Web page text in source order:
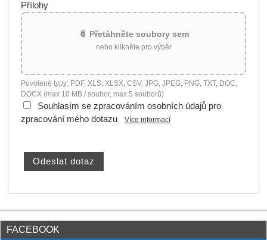
Přílohy
📎 Přetáhněte soubory sem
nebo klikněte pro výběr
Povolené typy: PDF, XLS, XLSX, CSV, JPG, JPEG, PNG, TXT, DOC,
DOCX (max 10 MB / soubor, max 5 souborů)
Souhlasím se zpracováním osobních údajů pro
zpracování mého dotazu
Více informací
FACEBOOK